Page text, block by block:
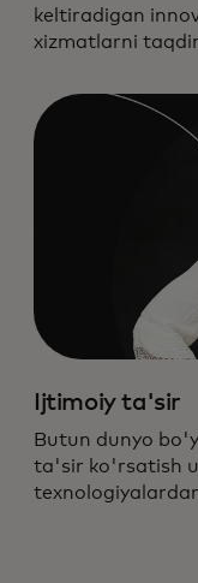
keltiradigan
xizmatlarni
Ijtimoiy ta'sir
Butun dunyo
ta'sir ko'rsatish